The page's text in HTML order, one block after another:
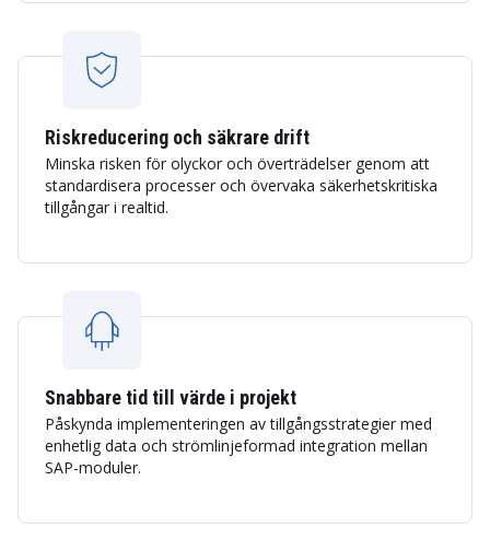
Riskreducering och säkrare drift
Minska risken för olyckor och överträdelser genom att
standardisera processer och övervaka säkerhetskritiska
tillgångar i realtid.
Snabbare tid till värde i projekt
Påskynda implementeringen av tillgångsstrategier med
enhetlig data och strömlinjeformad integration mellan
SAP-moduler.